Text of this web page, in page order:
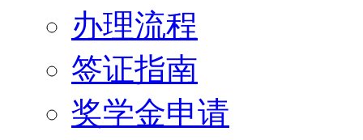
办理流程
签证指南
奖学金申请